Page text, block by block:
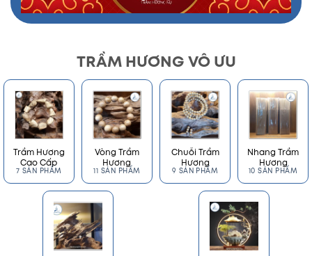
TRẦM HƯƠNG VÔ ƯU
Trầm Hương
Cao Cấp
7 SẢN PHẨM
Vòng Trầm
Hương
11 SẢN PHẨM
Chuỗi Trầm
Hương
9 SẢN PHẨM
Nhang Trầm
Hương
10 SẢN PHẨM